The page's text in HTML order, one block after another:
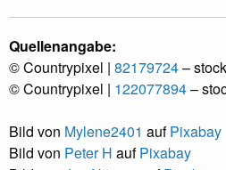
Quellenangabe:
© Countrypixel | 82179724–
© Countrypixel | 122077894–
Bild von Mylene2401 aufPixabay
Bild von Peter H aufPixabay